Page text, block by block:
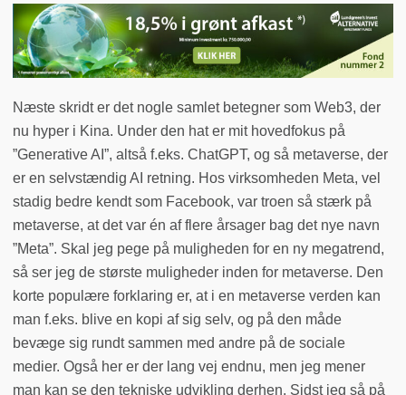
Næste skridt er det nogle samlet betegner som Web3, der
nu hyper i Kina. Under den hat er mit hovedfokus på
”Generative AI”, altså f.eks. ChatGPT, og så metaverse, der
er en selvstændig AI retning. Hos virksomheden Meta, vel
stadig bedre kendt som Facebook, var troen så stærk på
metaverse, at det var én af flere årsager bag det nye navn
”Meta”. Skal jeg pege på muligheden for en ny megatrend,
så ser jeg de største muligheder inden for metaverse. Den
korte populære forklaring er, at i en metaverse verden kan
man f.eks. blive en kopi af sig selv, og på den måde
bevæge sig rundt sammen med andre på de sociale
medier. Også her er der lang vej endnu, men jeg mener
man kan se den tekniske udvikling derhen. Sidst jeg så på